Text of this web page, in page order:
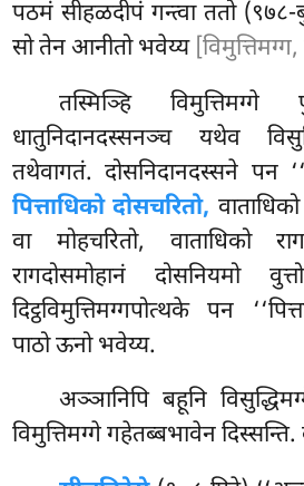
पठमं सीहळदीपं गन्त्वा ततो (९७८-
सो तेन आनीतो भवेय्य
तस्मिञ्हि विमुत्तिमग्गे
धातुनिदानदस्सनञ्च यथेव
तथेवागतं. दोसनिदानदस्सने पन
पित्ताधिको दोसचरितो,
वा मोहचरितो, वाताधिको
रागदोसमोहानं दोसनियमो
दिट्ठविमुत्तिमग्गपोत्थके पन
पाठो ऊनो भवेय्य.
अञ्ञानिपि बहूनि
विमुत्तिमग्गे गहेतब्बभावेन